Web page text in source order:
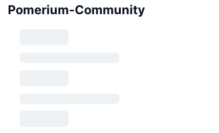
Pomerium-Community